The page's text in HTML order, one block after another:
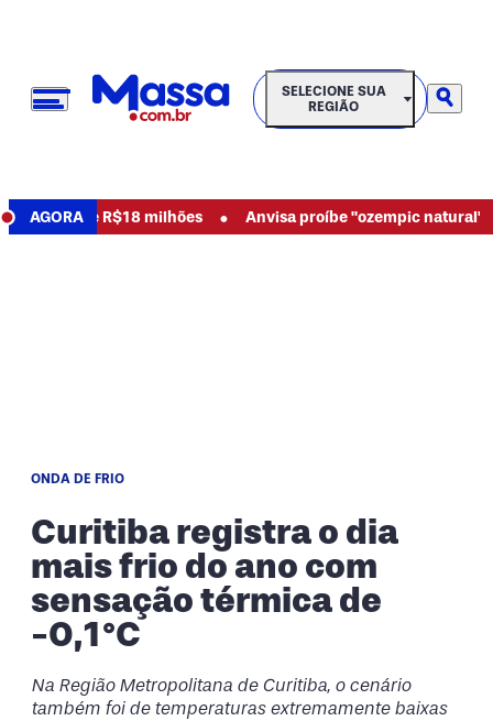
SELECIONE SUA REGIÃO
SELECIONE SUA
REGIÃO
AGORA
pede R$18 milhões • Anvisa proíbe "ozempic natural" e
ONDA DE FRIO
Curitiba registra o dia
mais frio do ano com
sensação térmica de
-0,1°C
Na Região Metropolitana de Curitiba, o cenário
também foi de temperaturas extremamente baixas